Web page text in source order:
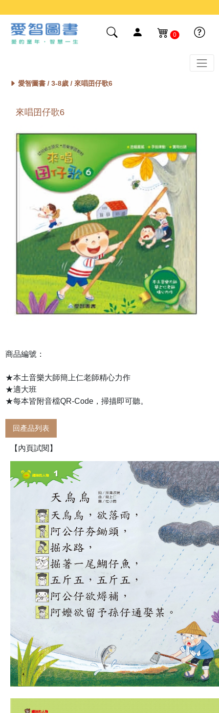
0
愛智圖書 / 3-8歲/ 來唱囝仔歌6
來唱囝仔歌6
商品編號：
★本土音樂大師簡上仁老師精心力作
★適大班
★每本皆附音檔QR-Code，掃描即可聽。
回產品列表
【內頁試閱】